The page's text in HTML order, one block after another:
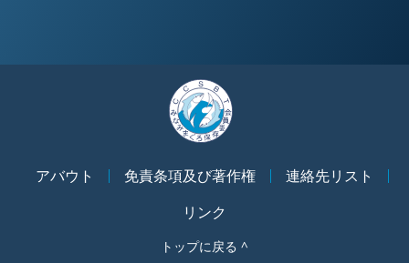
アバウト 免責条項及び著作権
連絡先リスト
リンク
トップに戻る ^